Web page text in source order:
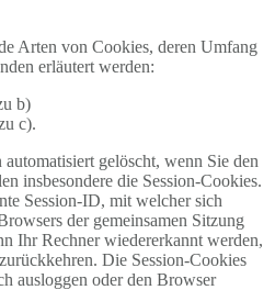
Arten von Cookies, deren Umfang
erläutert werden:
b)
c).
gelöscht, wenn Sie den
insbesondere die Session-Cookies.
Session-ID, mit welcher sich
der gemeinsamen Sitzung
Ihr Rechner wiedererkannt werden,
Die Session-Cookies
ausloggen oder den Browser